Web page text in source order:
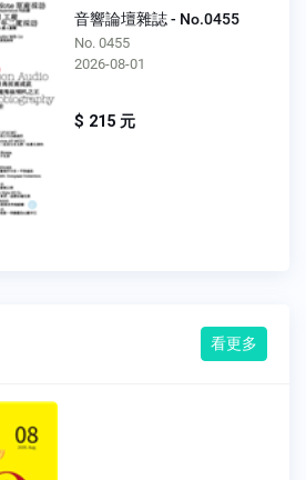
音響論壇雜誌 - No.0455
No. 0455
2026-08-01
$ 215 元
看更多